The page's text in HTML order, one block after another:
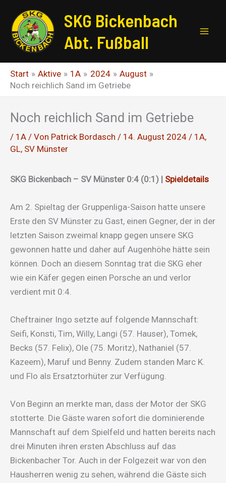
Inhalt
springen
SKG Bickenbach
Abt. Fußball
Start Aktive 1A 2024
August
Noch reichlich Sand im Getriebe
Noch reichlich Sand im Getriebe
/ 1A / Von Patrick Bordasch / 14. August 2024 / 1A,
GL, SV Münster
SKG Bickenbach – SV Münster 0:4 (0:1) | Spieldetails
Am 2. Spieltag der Gruppenliga-Saison hatte unsere
Erste den SV Münster zu Gast, einen Gegner, der in der
letzten Saison zweimal knapp gegen unsere SKG
gewonnen hatte und daher auf Augenhöhe hätte sein
können. Doch an diesem Sonntag trat die SKG eher
wie ein Käfer gegen einen Porsche an und verlor
verdient mit 0:4.
Cheftrainer Ingo setzte auf folgende Mannschaft:
Seifi, Konsti, Tim, Willy, Langi (57. Hauser), Tomek,
Becks (57. Felix), Ole (75. Moritz), Nathaniel (57.
Kazeem), Maruf und Benny. Zudem standen Marc K.
und Flo als Ersatztorhüter zur Verfügung.
Von Beginn an merkte man, dass der Motor der SKG
stotterte. Die Gäste waren sofort die dominierende
Mannschaft auf dem Spielfeld und hatten bereits nach
drei Minuten ihren ersten Abschluss auf das
Bickenbacher Tor. Auch in der Folgezeit war von den
Hausherren wenig zu sehen, während die Gäste sich